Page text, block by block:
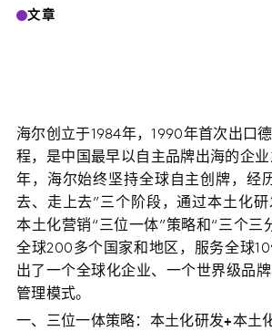
文章
海尔创立于1984年，1990年首次出口
程，是中国最早以自主品牌出海的企
年，海尔始终坚持全球自主创牌，经
去、走上去”三个阶段，通过本土化研
本土化营销“三位一体”策略和“三个三
全球200多个国家和地区，服务全球
出了一个全球化企业、一个世界级品
管理模式。
一、三位一体策略：本土化研发+本土